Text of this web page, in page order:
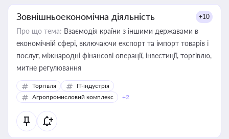
Зовнішньоекономічна діяльність +10
Про що тема: Взаємодія країни з іншими державами в
економічній сфері, включаючи експорт та імпорт товарів і
послуг, міжнародні фінансові операції, інвестиції, торгівлю,
митне регулювання
Торгівля
IT-індустрія
Агропромисловий комплекс
+2